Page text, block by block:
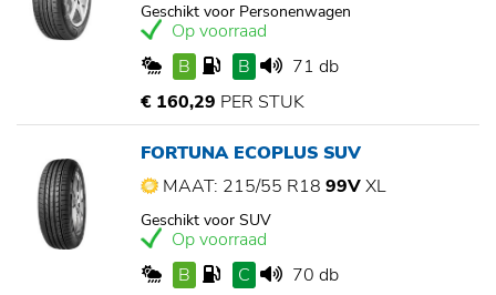
Geschikt voor Personenwagen
Op voorraad
B
B
71 db
€ 160,29 PER STUK
FORTUNA ECOPLUS SUV
MAAT: 215/55 R18 99VXL
Geschikt voor SUV
Op voorraad
B
C
70 db